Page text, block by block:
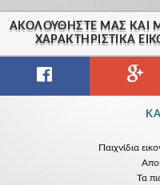
ΑΚΟΛΟΥΘΉΣΤΕ ΜΑΣ ΚΑΙ
ΧΑΡΑΚΤΗΡΙΣΤΙΚΆ
Παιχνίδια
Τα